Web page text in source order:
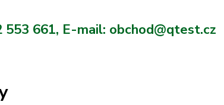
661, E-mail: obchod@qtest.cz